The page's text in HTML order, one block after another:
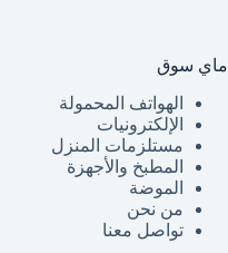
ماي سوق
الهواتف المحمولة
الإلكترونيات
مستلزمات المنزل
المطبخ والأجهزة
الموضة
من نحن
تواصل معنا